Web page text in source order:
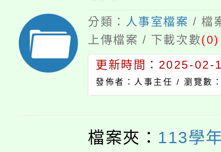
分類： 人事室檔案 / 檔
上傳檔案 / 下載次數(0)
更新時間：2025-02-
發佈者：人事主任 /瀏覽數
檔案夾： 113學